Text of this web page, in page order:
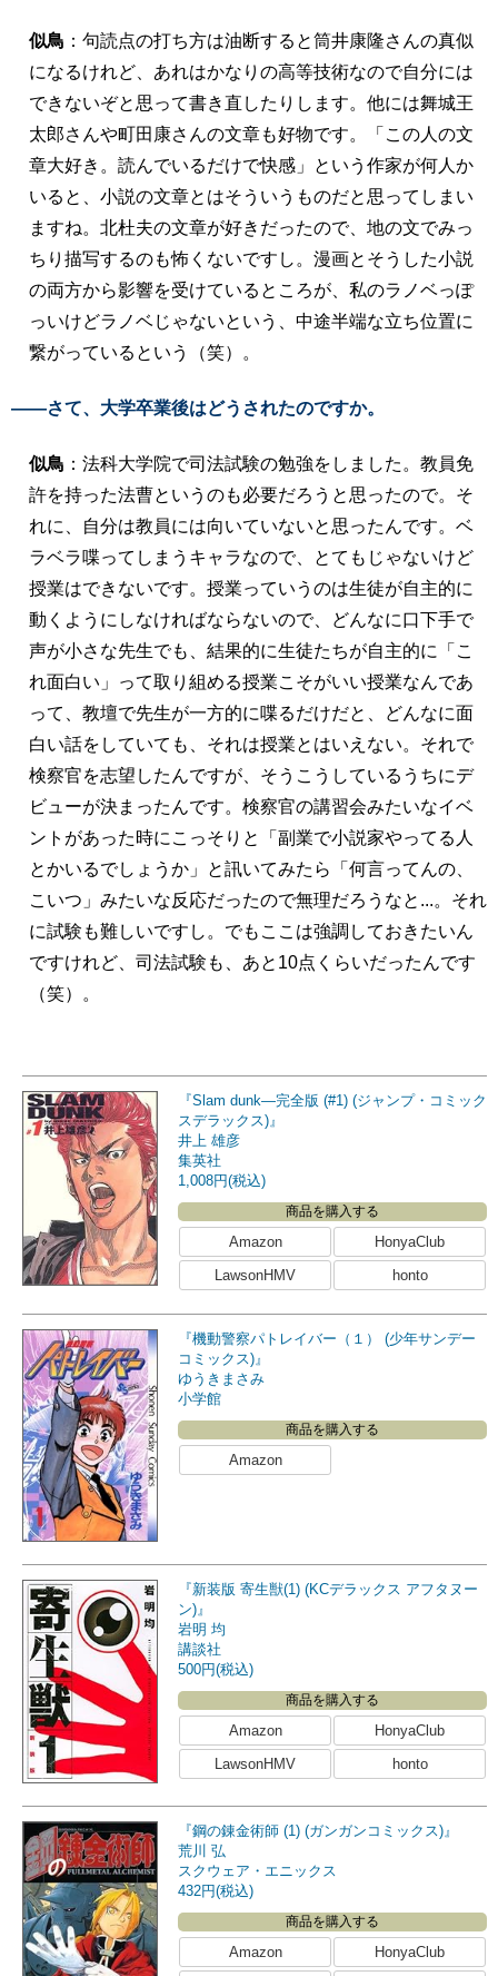
『Slam dunk―完全版 (#1) (ジャンプ・コミック
スデラックス)』
井上 雄彦
集英社
1,008円(税込)
商品を購入する
Amazon
HonyaClub
LawsonHMV
honto
『機動警察パトレイバー（１） (少年サンデー
コミックス)』
ゆうきまさみ
小学館
商品を購入する
Amazon
『新装版 寄生獣(1) (KCデラックス アフタヌー
ン)』
岩明 均
講談社
500円(税込)
商品を購入する
Amazon
HonyaClub
LawsonHMV
honto
『鋼の錬金術師 (1) (ガンガンコミックス)』
荒川 弘
スクウェア・エニックス
432円(税込)
商品を購入する
Amazon HonyaClub
似鳥 ：句読点の打ち方は油断すると筒井康隆さんの真似
になるけれど、あれはかなりの高等技術なので自分には
できないぞと思って書き直したりします。他には舞城王
太郎さんや町田康さんの文章も好物です。「この人の文
章大好き。読んでいるだけで快感」という作家が何人か
いると、小説の文章とはそういうものだと思ってしまい
ますね。北杜夫の文章が好きだったので、地の文でみっ
ちり描写するのも怖くないですし。漫画とそうした小説
の両方から影響を受けているところが、私のラノベっぽ
っいけどラノベじゃないという、中途半端な立ち位置に
繋がっているという（笑）。
――さて、大学卒業後はどうされたのですか。
似鳥 ：法科大学院で司法試験の勉強をしました。教員免
許を持った法曹というのも必要だろうと思ったので。そ
れに、自分は教員には向いていないと思ったんです。ベ
ラベラ喋ってしまうキャラなので、とてもじゃないけど
授業はできないです。授業っていうのは生徒が自主的に
動くようにしなければならないので、どんなに口下手で
声が小さな先生でも、結果的に生徒たちが自主的に「こ
れ面白い」って取り組める授業こそがいい授業なんであ
って、教壇で先生が一方的に喋るだけだと、どんなに面
白い話をしていても、それは授業とはいえない。それで
検察官を志望したんですが、そうこうしているうちにデ
ビューが決まったんです。検察官の講習会みたいなイベ
ントがあった時にこっそりと「副業で小説家やってる人
とかいるでしょうか」と訊いてみたら「何言ってんの、
こいつ」みたいな反応だったので無理だろうなと...。それ
に試験も難しいですし。でもここは強調しておきたいん
ですけれど、司法試験も、あと10点くらいだったんです
（笑）。